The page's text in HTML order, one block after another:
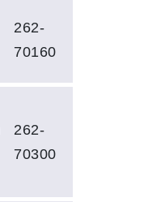
262-
70160
262-
70300